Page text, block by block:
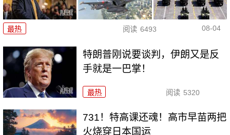
最热 阅读 6493 08-04
特朗普刚说要谈判，伊朗又是反
手就是一巴掌！
最热 阅读 5320
731！特高课还魂！高市早苗两把
火烧穿日本国运